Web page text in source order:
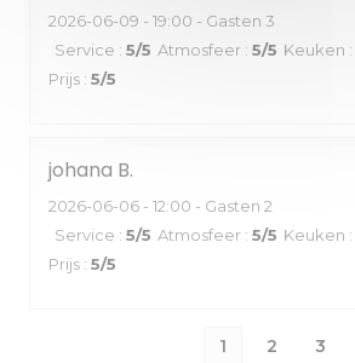
2026-06-09 - 19:00 - Gasten 3
Service : 5/5 Atmosfeer : 5/5 Keuken :
Prijs : 5/5
johana B
2026-06-06 - 12:00 - Gasten 2
Service : 5/5 Atmosfeer : 5/5 Keuken :
Prijs : 5/5
1 2 3